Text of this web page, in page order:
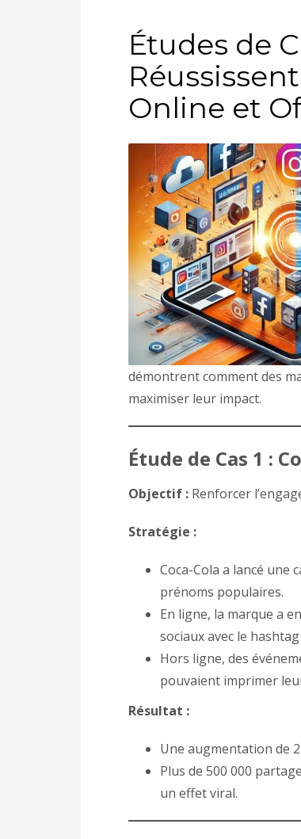
Études de
Online et
démontrent comment des
maximiser leur impact.
Étude de Cas 1 :
Objectif : Renforcer
Stratégie :
Coca-Cola a lancé une
prénoms populaires.
En ligne, la marque a
sociaux avec le
Hors ligne, des
pouvaient imprimer
Résultat :
Une augmentation de
Plus de 500 000
un effet viral.